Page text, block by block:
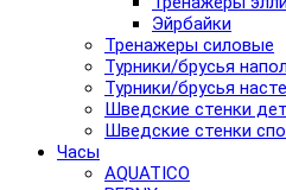
Эйрбайки
Тренажеры силовые
Турники/брусья
Турники/брусья
Шведские стенки
Шведские стенки
Часы
AQUATICO